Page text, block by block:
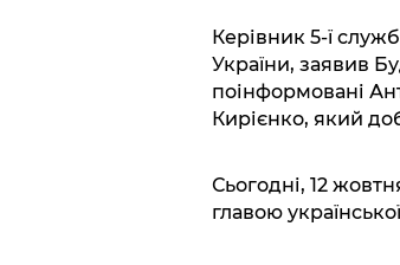
Керівник 5-ї
України, заявив
поінформовані
Кирієнко, який
Сьогодні, 12
главою